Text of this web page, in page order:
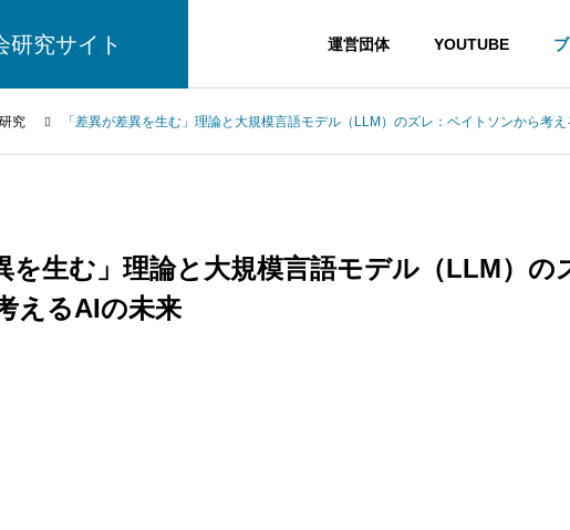
研究サイト 運営団体 YOUTUBE
究 「差異が差異を生む」理論と大規模言語モデル（LLM）のズレ：ベイトソンから考
を生む」理論と大規模言語モデル（LLM）の
えるAIの未来